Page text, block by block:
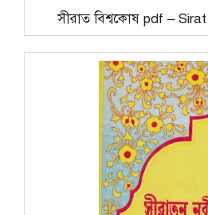
সীরাত বিশ্বকোষ pdf –